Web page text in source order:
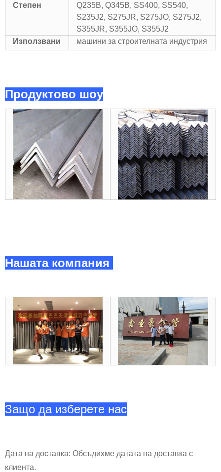
Степен
Q235B, Q345B, SS400, SS540,
S235J2, S275JR, S275JO, S275J2,
S355JR, S355JO, S355J2
Използвани
машини за строителната индустрия
Продуктово шоу
Нашата компания
Защо да изберете нас
Дата на доставка: Обсъдихме датата на доставка с
клиента.